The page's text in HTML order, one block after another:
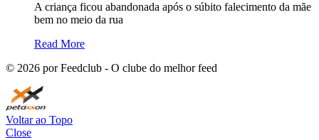
A criança ficou abandonada após o súbito falecimento da mãe
bem no meio da rua
Read More
© 2026 por Feedclub - O clube do melhor feed
Voltar ao Topo
Close